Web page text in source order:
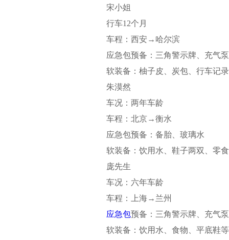
宋小姐
行车12个月
车程：西安→哈尔滨
应急包预备 ：三角警示牌、充气
软装备：柚子皮、炭包、行车记
朱漠然
车况：两年车龄
车程：北京→衡水
应急包预备 ：备胎、玻璃水
软装备：饮用水、鞋子两双、零食
庞先生
车况：六年车龄
车程：上海→兰州
应急包预备 ：三角警示牌、充气
软装备：饮用水、食物、平底鞋